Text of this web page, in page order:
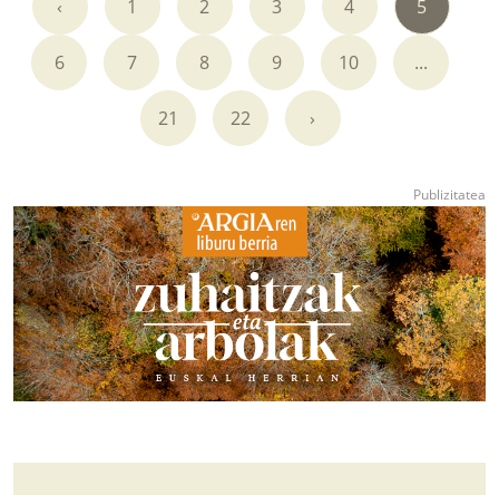
‹ 1 2 3 4 5
6 7 8 9 10 ...
21 22 ›